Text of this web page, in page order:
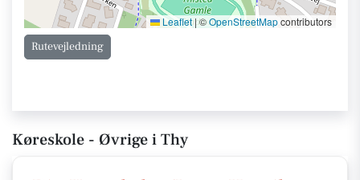
Leaflet |©OpenStreetMapcontributors
Rutevejledning
Køreskole - Øvrige i Thy